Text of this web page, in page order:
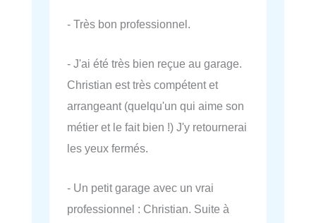
- Très bon professionnel.
- J'ai été très bien reçue au garage.
Christian est très compétent et
arrangeant (quelqu'un qui aime son
métier et le fait bien !) J'y retournerai
les yeux fermés.
- Un petit garage avec un vrai
professionnel : Christian. Suite à